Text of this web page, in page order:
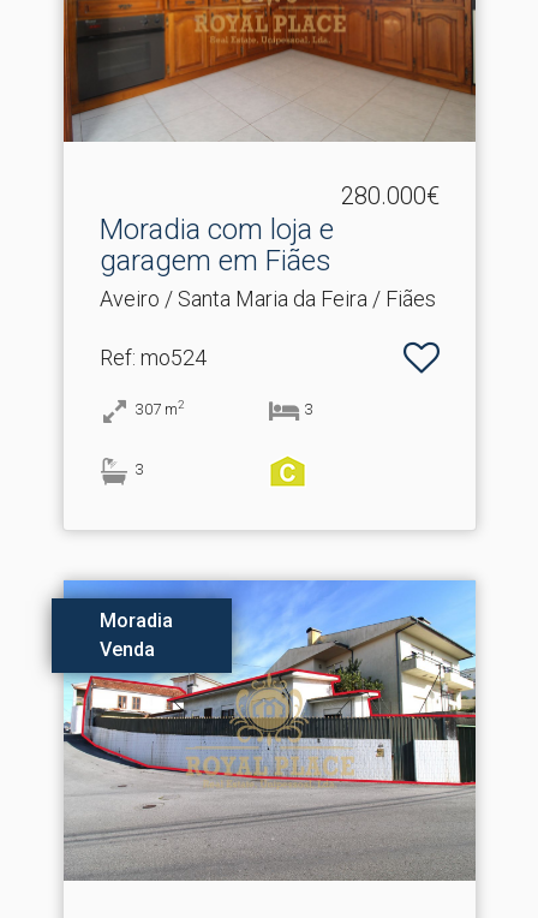
280.000€
Moradia com loja e
garagem em Fiães
Aveiro / Santa Maria da Feira / Fiães
Ref: mo524
307 m2 3
3
Moradia
Venda